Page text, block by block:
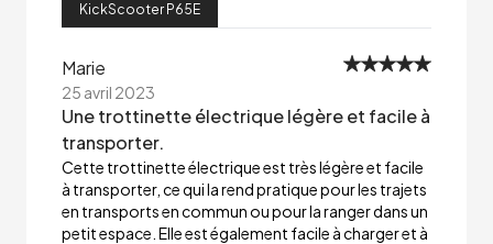
KickScooter P65E
Marie
25 avril 2023
Une trottinette électrique légère et facile à
transporter.
Cette trottinette électrique est très légère et facile
à transporter, ce qui la rend pratique pour les trajets
en transports en commun ou pour la ranger dans un
petit espace. Elle est également facile à charger et à